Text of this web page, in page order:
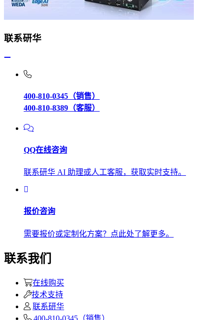
联系研华
400-810-0345（销售）
400-810-8389（客服）
QQ在线咨询
联系研华 AI 助理或人工客服，获取实时支持。
报价咨询
需要报价或定制化方案？点此处了解更多。
联系我们
在线购买
技术支持
联系研华
400-810-0345（销售）